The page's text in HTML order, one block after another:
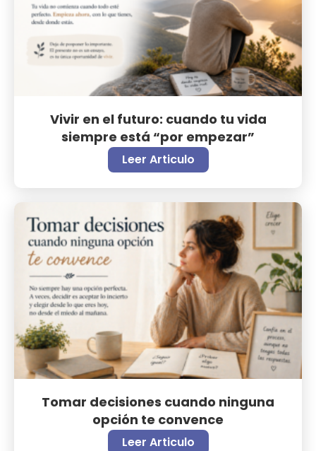
Vivir en el futuro: cuando tu vida
siempre está “por empezar”
Leer Articulo
Tomar decisiones cuando ninguna
opción te convence
Leer Articulo